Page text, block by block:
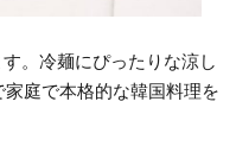
。冷麺にぴったりな涼し
庭で本格的な韓国料理を